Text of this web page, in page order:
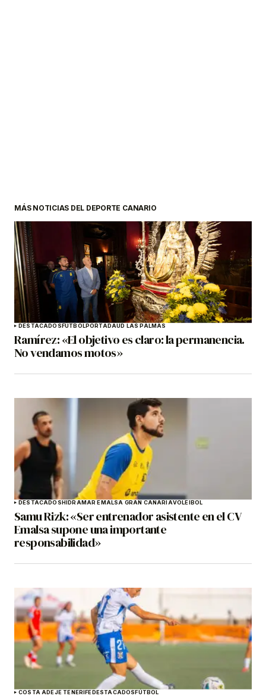
MÁS NOTICIAS DEL DEPORTE CANARIO
DESTACADOSFÚTBOLPORTADAUD LAS PALMAS
Ramírez: «El objetivo es claro: la permanencia.
No vendamos motos»
DESTACADOSHIDRAMAR EMALSA GRAN CANARIAVOLEIBOL
Samu Rizk: «Ser entrenador asistente en el CV
Emalsa supone una importante
responsabilidad»
COSTA ADEJE TENERIFEDESTACADOSFÚTBOL